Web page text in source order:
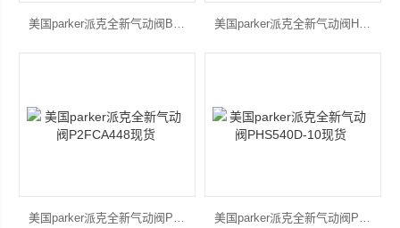
美国parker派克全新气动阀B43003PS-BR现货 美国parker派克全新气动阀H111C2现货
美国parker派克全新气动阀P2FCA448现货 美国parker派克全新气动阀PHS540D-10现货